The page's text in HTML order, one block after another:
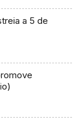
a 5 de